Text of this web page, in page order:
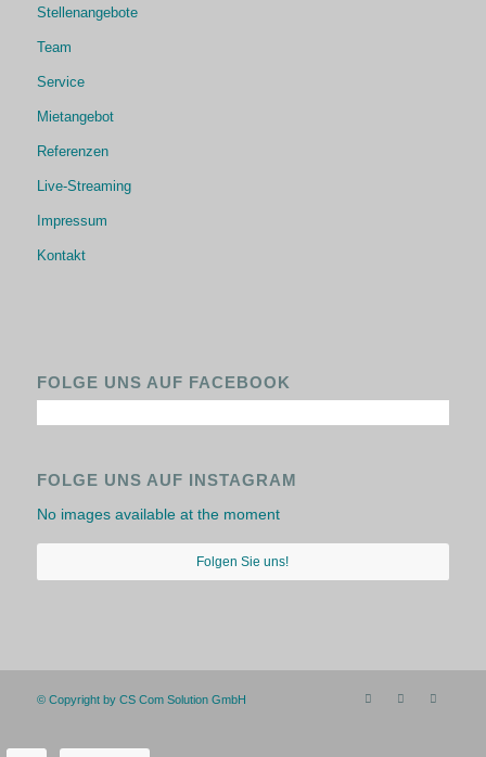
Stellenangebote
Team
Service
Mietangebot
Referenzen
Live-Streaming
Impressum
Kontakt
FOLGE UNS AUF FACEBOOK
FOLGE UNS AUF INSTAGRAM
No images available at the moment
Folgen Sie uns!
© Copyright by CS Com Solution GmbH